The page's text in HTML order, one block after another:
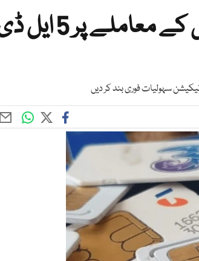
پی ٹی اے کا بڑا ایکشن، واجبات وصولی کے معاملے
سہولیات فوری بند کر دیں